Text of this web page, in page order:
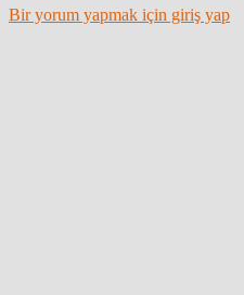
Bir yorum yapmak için giriş yap